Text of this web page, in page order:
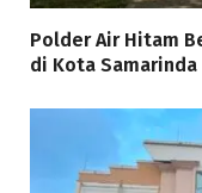
Polder Air Hitam
di Kota Samarinda